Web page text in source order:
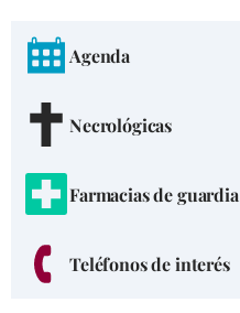
Agenda
Necrológicas
Farmacias de guardia
Teléfonos de interés